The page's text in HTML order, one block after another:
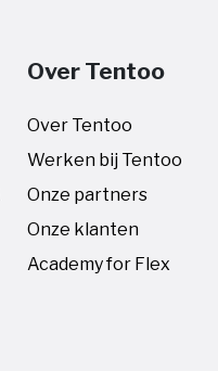
Over Tentoo
Over Tentoo
Werken bij Tentoo
Onze partners
Onze klanten
Academy for Flex